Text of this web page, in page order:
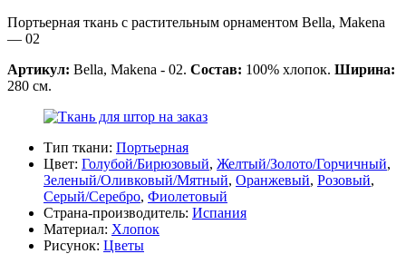
Портьерная ткань с растительным орнаментом Bella, Makena
— 02
Артикул: Bella, Makena - 02. Состав: 100% хлопок. Ширина:
280 см.
Тип ткани: Портьерная
Цвет: Голубой/Бирюзовый, Желтый/Золото/Горчичный,
Зеленый/Оливковый/Мятный, Оранжевый, Розовый,
Серый/Серебро, Фиолетовый
Страна-производитель: Испания
Материал: Хлопок
Рисунок: Цветы